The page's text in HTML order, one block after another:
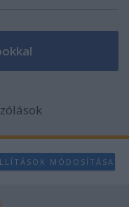
MÓDOSÍTÁSA